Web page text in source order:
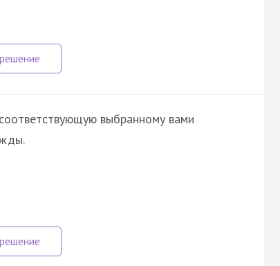
соответствующую выбранному вами